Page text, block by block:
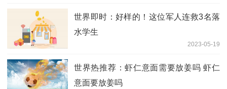
世界即时：好样的！这位军人连救3名落
水学生
2023-05-19
世界热推荐：虾仁意面需要放姜吗 虾仁
意面要放姜吗